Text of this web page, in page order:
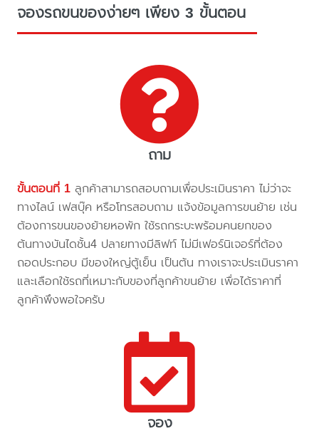
จองรถขนของง่ายๆ เพียง 3 ขั้นตอน
ถาม
ขั้นตอนที่ 1 ลูกค้าสามารถสอบถามเพื่อประเมินราคา ไม่ว่าจะ
ทางไลน์ เฟสบุ๊ค หรือโทรสอบถาม แจ้งข้อมูลการขนย้าย เช่น
ต้องการขนของย้ายหอพัก ใช้รถกระบะพร้อมคนยกของ
ต้นทางบันไดชั้น4 ปลายทางมีลิฟท์ ไม่มีเฟอร์นิเจอร์ที่ต้อง
ถอดประกอบ มีของใหญ่ตู้เย็น เป็นต้น ทางเราจะประเมินราคา
และเลือกใช้รถที่เหมาะกับของที่ลูกค้าขนย้าย เพื่อได้ราคาที่
ลูกค้าพึงพอใจครับ
จอง